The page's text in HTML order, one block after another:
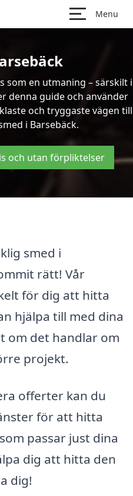
Menu
som en utmaning – särskilt i
denna guide och använder
och tryggaste vägen till
i Barsebäck.
och utan förpliktelser
smed i
rätt! Vår
för dig att hitta
hjälpa till med dina
om det handlar om
projekt.
offerter kan du
för att hitta
passar just dina
dig att hitta den
dig!